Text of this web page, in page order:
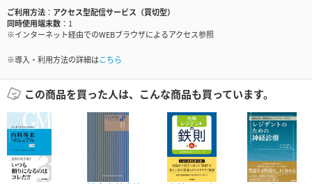
ご利用方法
アクセス型配信サービス（買切型）
同時使用端末数
1
※インターネット経由でのWEBブラウザによるアクセス参照
※導入・利用方法の詳細はこちら
この商品を買った人は、こんな商品も買っています。